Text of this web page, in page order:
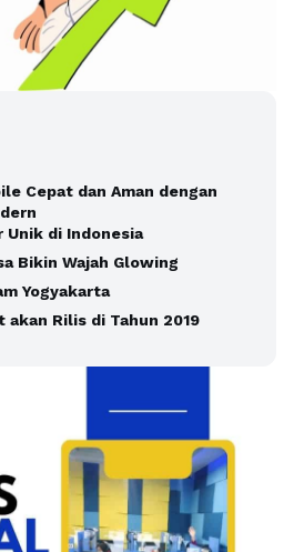
Cepat dan Aman dengan
Unik di Indonesia
Bikin Wajah Glowing
Yogyakarta
Rilis di Tahun 2019